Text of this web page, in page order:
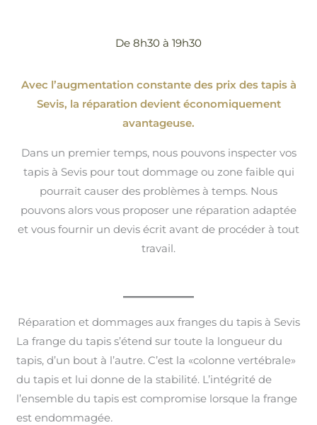
De 8h30 à 19h30
Avec l’augmentation constante des prix des tapis à
Sevis, la réparation devient économiquement
avantageuse.
Dans un premier temps, nous pouvons inspecter vos
tapis à Sevis pour tout dommage ou zone faible qui
pourrait causer des problèmes à temps. Nous
pouvons alors vous proposer une réparation adaptée
et vous fournir un devis écrit avant de procéder à tout
travail.
Réparation et dommages aux franges du tapis à Sevis
La frange du tapis s’étend sur toute la longueur du
tapis, d’un bout à l’autre. C’est la «colonne vertébrale»
du tapis et lui donne de la stabilité. L’intégrité de
l’ensemble du tapis est compromise lorsque la frange
est endommagée.